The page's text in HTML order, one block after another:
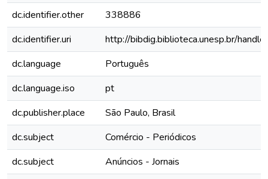
dc.identifier.other
338886
dc.identifier.uri
http://bibdig.biblioteca.unesp.br/
dc.language
Português
dc.language.iso
pt
dc.publisher.place
São Paulo, Brasil
dc.subject
Comércio - Periódicos
dc.subject
Anúncios - Jornais